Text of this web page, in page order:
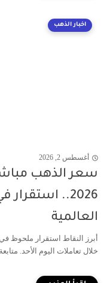
اخبار الذهب
أغسطس 2, 2026
2026..
العالمية
أبرز النقاط استقرار ملحوظ
خلال تعاملات اليوم الأحد.